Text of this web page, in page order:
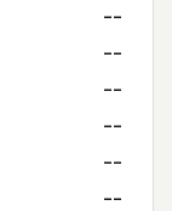
--
--
--
--
--
--